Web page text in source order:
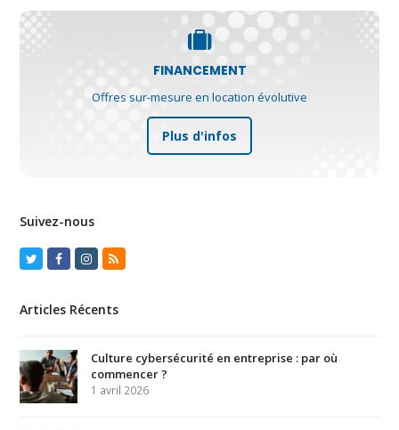
FINANCEMENT
Offres sur-mesure en location évolutive
Plus d'infos
Suivez-nous
TwitterFacebook
Instagram
RSS
Articles Récents
Culture cybersécurité en entreprise : par où
commencer ?
1 avril 2026